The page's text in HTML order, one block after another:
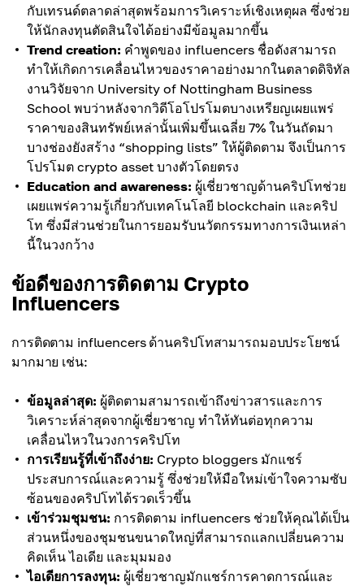
กับเทรนด์ตลาดล่าสุดพร้อมการวิเคราะห์เชิงเหตุผล ซึ่งช่วย
ให้นักลงทุนตัดสินใจได้อย่างมีข้อมูลมากขึ้น
Trend creation: คำพูดของ influencers ชื่อดังสามารถ
ทำให้เกิดการเคลื่อนไหวของราคาอย่างมากในตลาดดิจิทัล
งานวิจัยจาก University of Nottingham Business
School พบว่าหลังจากวิดีโอโปรโมตบางเหรียญเผยแพร่
ราคาของสินทรัพย์เหล่านั้นเพิ่มขึ้นเฉลี่ย 7% ในวันถัดมา
บางช่องยังสร้าง “shopping lists” ให้ผู้ติดตาม จึงเป็นการ
โปรโมต crypto asset บางตัวโดยตรง
Education and awareness: ผู้เชี่ยวชาญด้านคริปโทช่วย
เผยแพร่ความรู้เกี่ยวกับเทคโนโลยี blockchain และคริป
โท ซึ่งมีส่วนช่วยในการยอมรับนวัตกรรมทางการเงินเหล่า
นี้ในวงกว้าง
ข้อดีของการติดตาม Crypto
Influencers
การติดตาม influencers ด้านคริปโทสามารถมอบประโยชน์
มากมาย เช่น:
ข้อมูลล่าสุด: ผู้ติดตามสามารถเข้าถึงข่าวสารและการ
วิเคราะห์ล่าสุดจากผู้เชี่ยวชาญ ทำให้ทันต่อทุกความ
เคลื่อนไหวในวงการคริปโท
การเรียนรู้ที่เข้าถึงง่าย: Crypto bloggers มักแชร์
ประสบการณ์และความรู้ ซึ่งช่วยให้มือใหม่เข้าใจความซับ
ซ้อนของคริปโทได้รวดเร็วขึ้น
เข้าร่วมชุมชน: การติดตาม influencers ช่วยให้คุณได้เป็น
ส่วนหนึ่งของชุมชนขนาดใหญ่ที่สามารถแลกเปลี่ยนความ
คิดเห็น ไอเดีย และมุมมอง
ไอเดียการลงทุน: ผู้เชี่ยวชาญมักแชร์การคาดการณ์และ